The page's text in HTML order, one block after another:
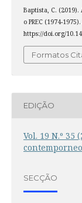
Baptista, C. (2019).
o PREC (1974-1975).
https://doi.org/
Formatos
EDIÇÃO
Vol. 19 N.º 35
SECÇÃO